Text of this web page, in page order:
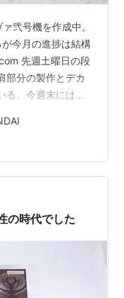
弐号機を作成中。
今月の進捗は結構
先週土曜日の段
部分の製作とデカ
る。今週末には完
た。 初号機に続
。 普段は最初に
全部品ヤスリがけ
法をやってきた
腕に必要パーツを
の時代でした